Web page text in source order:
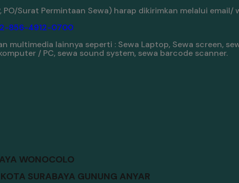
PO/Surat Permintaan Sewa) harap dikirimkan melalui email/
856-4912-0700
multimedia lainnya seperti : Sewa Laptop, Sewa screen,
/ PC, sewa sound system, sewa barcode scanner.
WONOCOLO
SURABAYA GUNUNG ANYAR